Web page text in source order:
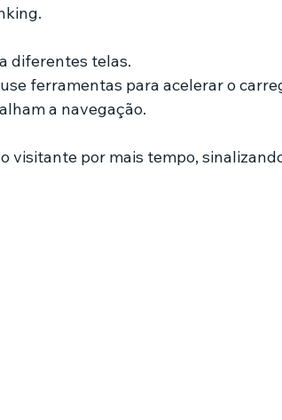
diferentes telas.
ferramentas para acelerar o
a navegação.
visitante por mais tempo,